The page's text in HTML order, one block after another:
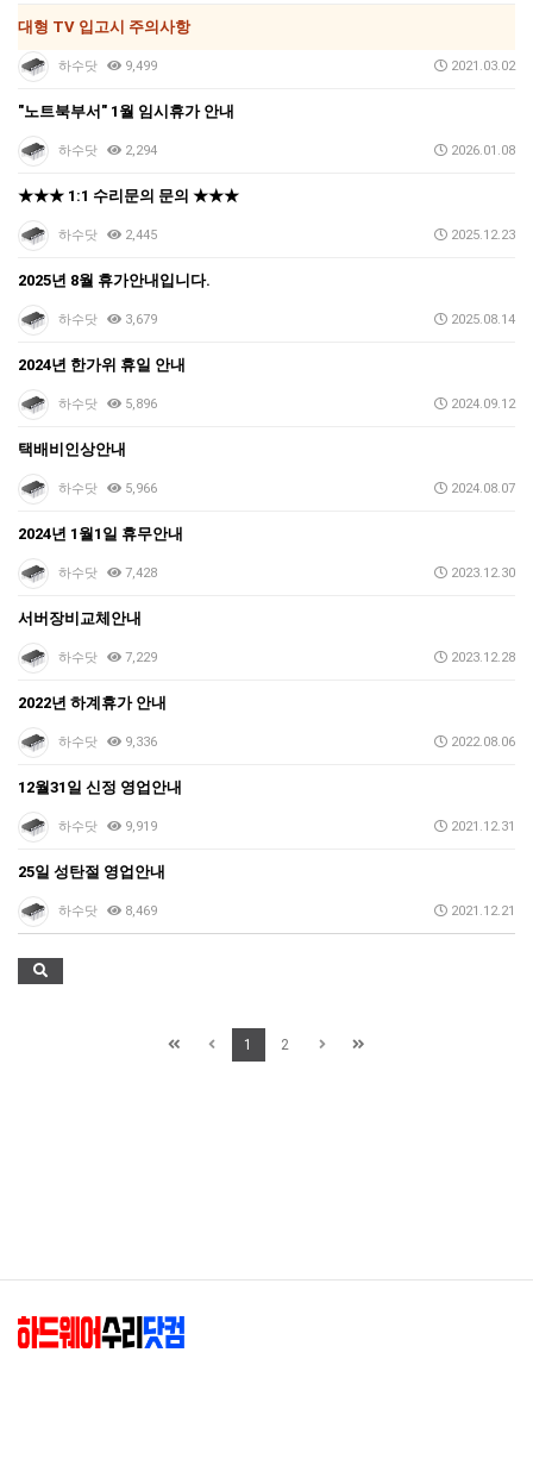
대형 TV 입고시 주의사항
하수닷 9,499 2021.03.02
"노트북부서" 1월 임시휴가 안내
하수닷 2,294 2026.01.08
★★★ 1:1 수리문의 문의 ★★★
하수닷 2,445 2025.12.23
2025년 8월 휴가안내입니다.
하수닷 3,679 2025.08.14
2024년 한가위 휴일 안내
하수닷 5,896 2024.09.12
택배비인상안내
하수닷 5,966 2024.08.07
2024년 1월1일 휴무안내
하수닷 7,428 2023.12.30
서버장비교체안내
하수닷 7,229 2023.12.28
2022년 하계휴가 안내
하수닷 9,336 2022.08.06
12월31일 신정 영업안내
하수닷 9,919 2021.12.31
25일 성탄절 영업안내
하수닷 8,469 2021.12.21
1 2